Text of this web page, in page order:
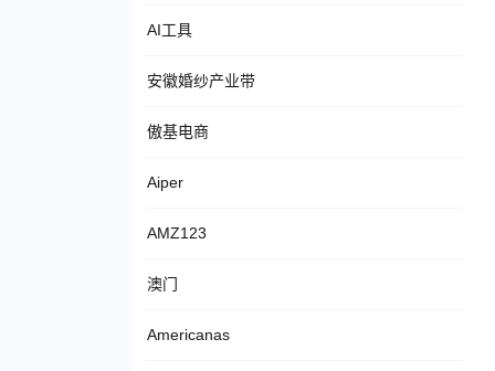
AI工具
安徽婚纱产业带
傲基电商
Aiper
AMZ123
澳门
Americanas